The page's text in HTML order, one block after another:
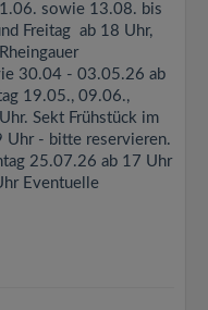
sowie 13.08. bis
Freitag ab 18 Uhr,
30.04 - 03.05.26 ab
19.05., 09.06.,
Sekt Frühstück im
Uhr - bitte reservieren.
25.07.26 ab 17 Uhr
Eventuelle